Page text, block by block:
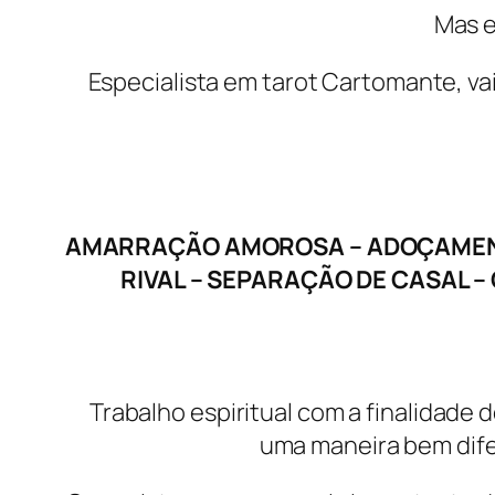
Mas
Especialista em tarot Cartomante,
AMARRAÇÃO AMOROSA –
RIVAL – SEPARAÇÃO DE CASAL
Trabalho espiritual com a finalidade
uma maneira bem